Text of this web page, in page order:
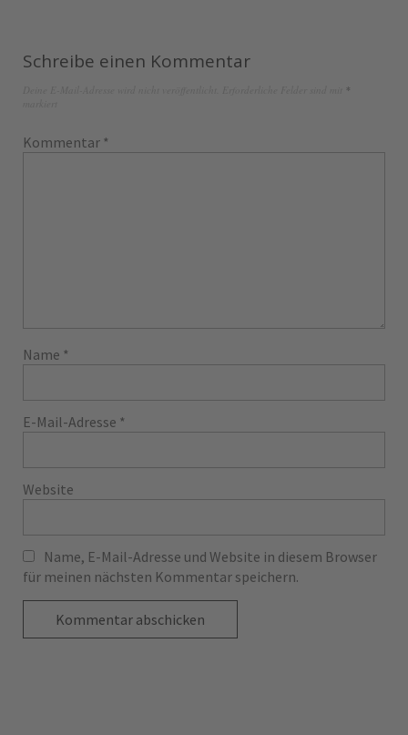
Schreibe einen Kommentar
*
Kommentar *
Name *
E-Mail-Adresse *
Website
Name, E-Mail-Adresse und Website in diesem Browser
für meinen nächsten Kommentar speichern.